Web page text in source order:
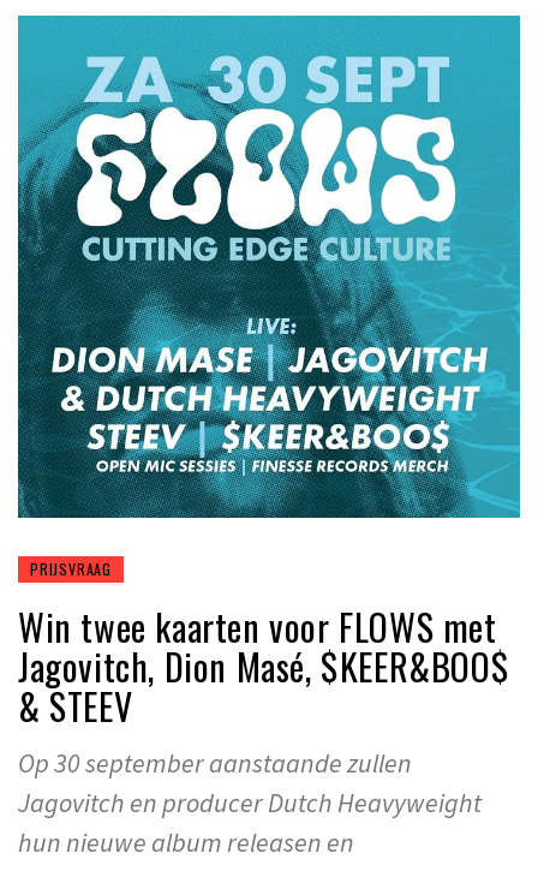
PRIJSVRAAG
Win twee kaarten voor FLOWS met
Jagovitch, Dion Masé, $KEER&BOO$
& STEEV
Op 30 september aanstaande zullen
Jagovitch en producer Dutch Heavyweight
hun nieuwe album releasen en